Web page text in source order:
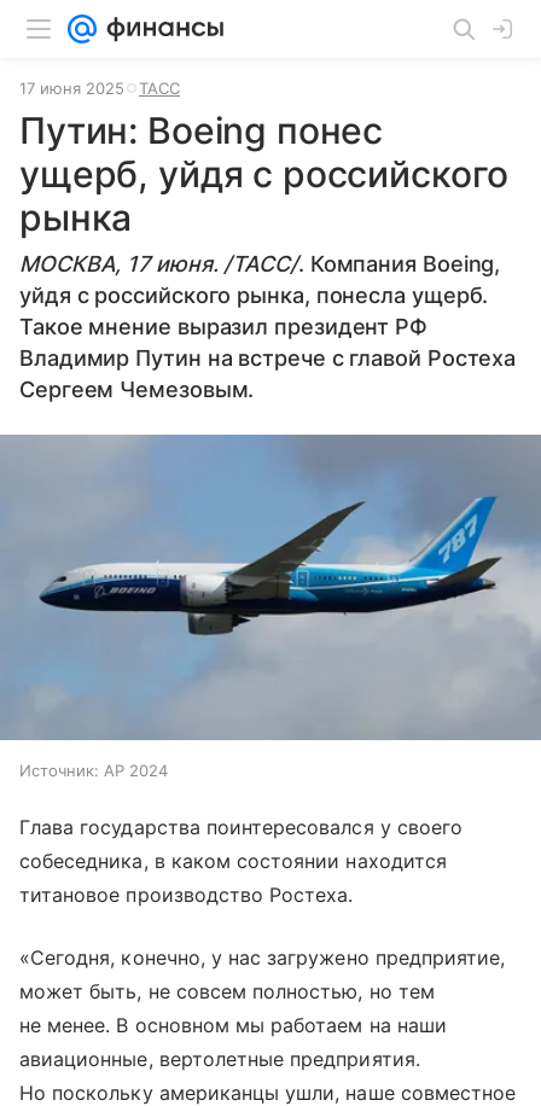
17 июня 2025 ТАСС
Путин: Boeing понес
ущерб, уйдя с российского
рынка
МОСКВА, 17 июня. /ТАСС/. Компания Boeing,
уйдя с российского рынка, понесла ущерб.
Такое мнение выразил президент РФ
Владимир Путин на встрече с главой Ростеха
Сергеем Чемезовым.
Источник: AP 2024
Глава государства поинтересовался у своего
собеседника, в каком состоянии находится
титановое производство Ростеха.
«Сегодня, конечно, у нас загружено предприятие,
может быть, не совсем полностью, но тем
не менее. В основном мы работаем на наши
авиационные, вертолетные предприятия.
Но поскольку американцы ушли, наше совместное